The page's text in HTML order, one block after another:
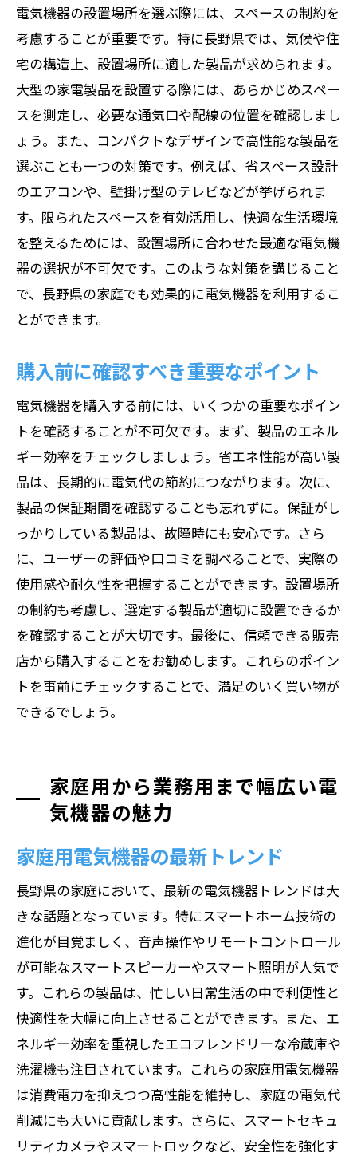
電気機器の設置場所を選ぶ際には、スペースの制約を
考慮することが重要です。特に長野県では、気候や住
宅の構造上、設置場所に適した製品が求められます。
大型の家電製品を設置する際には、あらかじめスペー
スを測定し、必要な通気口や配線の位置を確認しまし
ょう。また、コンパクトなデザインで高性能な製品を
選ぶことも一つの対策です。例えば、省スペース設計
のエアコンや、壁掛け型のテレビなどが挙げられま
す。限られたスペースを有効活用し、快適な生活環境
を整えるためには、設置場所に合わせた最適な電気機
器の選択が不可欠です。このような対策を講じること
で、長野県の家庭でも効果的に電気機器を利用するこ
とができます。
購入前に確認すべき重要なポイント
電気機器を購入する前には、いくつかの重要なポイン
トを確認することが不可欠です。まず、製品のエネル
ギー効率をチェックしましょう。省エネ性能が高い製
品は、長期的に電気代の節約につながります。次に、
製品の保証期間を確認することも忘れずに。保証がし
っかりしている製品は、故障時にも安心です。さら
に、ユーザーの評価や口コミを調べることで、実際の
使用感や耐久性を把握することができます。設置場所
の制約も考慮し、選定する製品が適切に設置できるか
を確認することが大切です。最後に、信頼できる販売
店から購入することをお勧めします。これらのポイン
トを事前にチェックすることで、満足のいく買い物が
できるでしょう。
家庭用から業務用まで幅広い電
気機器の魅力
家庭用電気機器の最新トレンド
長野県の家庭において、最新の電気機器トレンドは大
きな話題となっています。特にスマートホーム技術の
進化が目覚ましく、音声操作やリモートコントロール
が可能なスマートスピーカーやスマート照明が人気で
す。これらの製品は、忙しい日常生活の中で利便性と
快適性を大幅に向上させることができます。また、エ
ネルギー効率を重視したエコフレンドリーな冷蔵庫や
洗濯機も注目されています。これらの家庭用電気機器
は消費電力を抑えつつ高性能を維持し、家庭の電気代
削減にも大いに貢献します。さらに、スマートセキュ
リティカメラやスマートロックなど、安全性を強化す